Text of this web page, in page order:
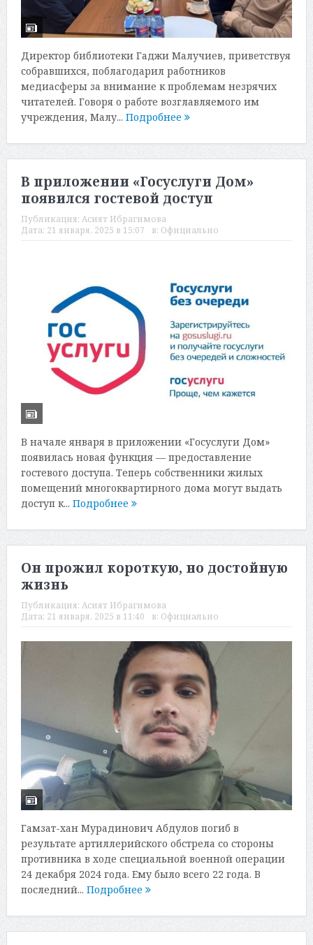
Директор библиотеки Гаджи Малучиев, приветствуя
собравшихся, поблагодарил работников
медиасферы за внимание к проблемам незрячих
читателей. Говоря о работе возглавляемого им
учреждения, Малу... Подробнее
В приложении «Госуслуги Дом»
появился гостевой доступ
Публикация: Асият Ибрагимова
Дата: 21 января, 2025 в 15:07 в: Официально
В начале января в приложении «Госуслуги Дом»
появилась новая функция — предоставление
гостевого доступа. Теперь собственники жилых
помещений многоквартирного дома могут выдать
доступ к... Подробнее
Он прожил короткую, но достойную
жизнь
Публикация: Асият Ибрагимова
Дата: 21 января, 2025 в 11:40 в: Официально
Гамзат-хан Мурадинович Абдулов погиб в
результате артиллерийского обстрела со стороны
противника в ходе специальной военной операции
24 декабря 2024 года. Ему было всего 22 года. В
последний... Подробнее